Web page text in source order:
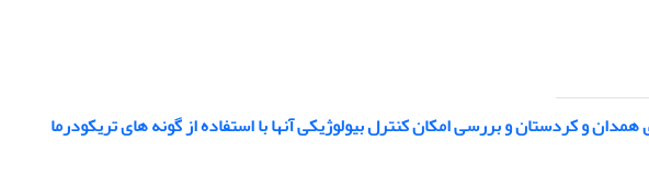
و کردستان و بررسی امکان کنترل بیولوژیکی آنها با استفاده از گونه‏ های تریکودرما